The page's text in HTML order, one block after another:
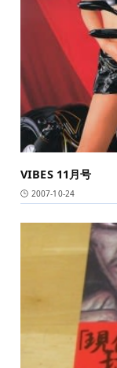
VIBES 11月号
2007-10-24